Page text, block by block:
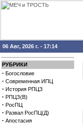
06 Авг, 2026 г. - 17:14
РУБРИКИ
· Богословие
· Современная ИПЦ
· История РПЦЗ
· РПЦЗ(В)
· РосПЦ
· Развал РосПЦ(Д)
· Апостасия